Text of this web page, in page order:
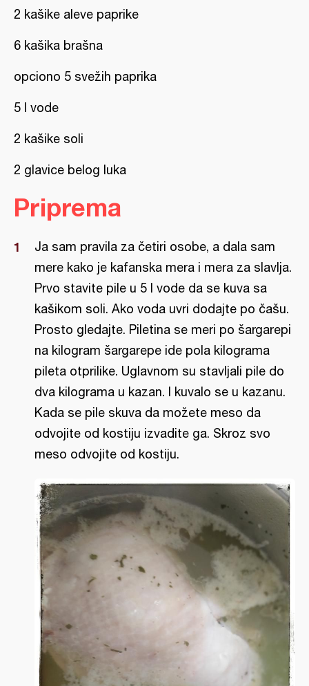
2 kašike aleve paprike
6 kašika brašna
opciono 5 svežih paprika
5 l vode
2 kašike soli
2 glavice belog luka
Priprema
Ja sam pravila za četiri osobe, a dala sam
mere kako je kafanska mera i mera za slavlja.
Prvo stavite pile u 5 l vode da se kuva sa
kašikom soli. Ako voda uvri dodajte po čašu.
Prosto gledajte. Piletina se meri po šargarepi
na kilogram šargarepe ide pola kilograma
pileta otprilike. Uglavnom su stavljali pile do
dva kilograma u kazan. I kuvalo se u kazanu.
Kada se pile skuva da možete meso da
odvojite od kostiju izvadite ga. Skroz svo
meso odvojite od kostiju.